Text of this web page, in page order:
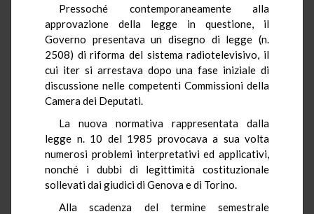
Pressoché contemporaneamente alla
approvazione della legge in questione, il
Governo presentava un disegno di legge (n.
2508) di riforma del sistema radiotelevisivo, il
cui iter si arrestava dopo una fase iniziale di
discussione nelle competenti Commissioni della
Camera dei Deputati.
La nuova normativa rappresentata dalla
legge n. 10 del 1985 provocava a sua volta
numerosi problemi interpretativi ed applicativi,
nonché i dubbi di legittimità costituzionale
sollevati dai giudici di Genova e di Torino.
Alla scadenza del termine semestrale